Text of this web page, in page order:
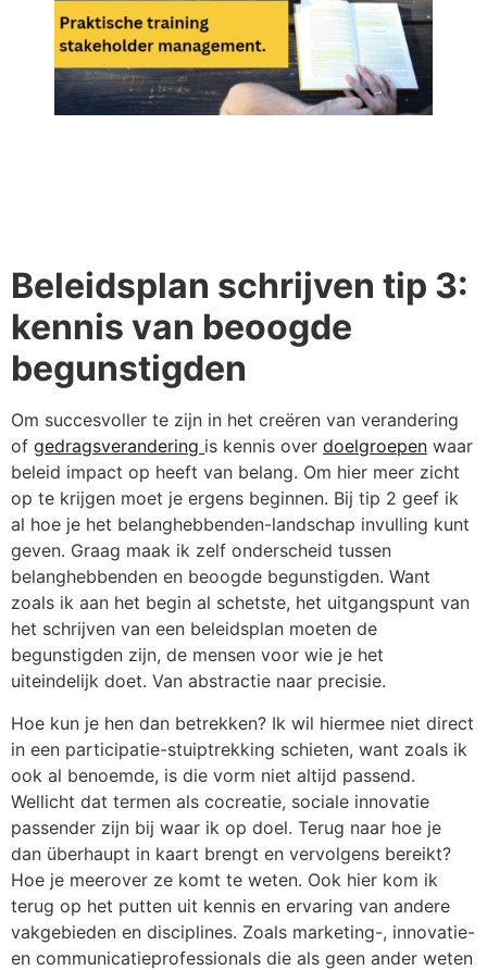
Beleidsplan schrijven tip 3:
kennis van beoogde
begunstigden
Om succesvoller te zijn in het creëren van verandering
of gedragsverandering is kennis over doelgroepen waar
beleid impact op heeft van belang. Om hier meer zicht
op te krijgen moet je ergens beginnen. Bij tip 2 geef ik
al hoe je het belanghebbenden-landschap invulling kunt
geven. Graag maak ik zelf onderscheid tussen
belanghebbenden en beoogde begunstigden. Want
zoals ik aan het begin al schetste, het uitgangspunt van
het schrijven van een beleidsplan moeten de
begunstigden zijn, de mensen voor wie je het
uiteindelijk doet. Van abstractie naar precisie.
Hoe kun je hen dan betrekken? Ik wil hiermee niet direct
in een participatie-stuiptrekking schieten, want zoals ik
ook al benoemde, is die vorm niet altijd passend.
Wellicht dat termen als cocreatie, sociale innovatie
passender zijn bij waar ik op doel. Terug naar hoe je
dan überhaupt in kaart brengt en vervolgens bereikt?
Hoe je meerover ze komt te weten. Ook hier kom ik
terug op het putten uit kennis en ervaring van andere
vakgebieden en disciplines. Zoals marketing-, innovatie-
en communicatieprofessionals die als geen ander weten